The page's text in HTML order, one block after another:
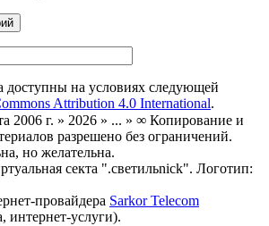
доступны на условиях следующей
Attribution 4.0 International.
2006 г. » 2026 » ... » ∞ Копирование и
разрешено без ограничений.
но желательна.
секта ".светильnick". Логотип:
провайдера Sarkor Telecom
интернет-услуги).